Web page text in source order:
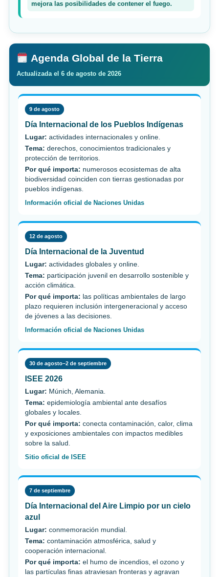
mejora las posibilidades de contener el fuego.
Agenda Global de la Tierra
Actualizada el 6 de agosto de 2026
9 de agosto
Día Internacional de los Pueblos Indígenas
Lugar: actividades internacionales y online.
Tema: derechos, conocimientos tradicionales y
protección de territorios.
Por qué importa: numerosos ecosistemas de alta
biodiversidad coinciden con tierras gestionadas por
pueblos indígenas.
Información oficial de Naciones Unidas
12 de agosto
Día Internacional de la Juventud
Lugar: actividades globales y online.
Tema: participación juvenil en desarrollo sostenible y
acción climática.
Por qué importa: las políticas ambientales de largo
plazo requieren inclusión intergeneracional y acceso
de jóvenes a las decisiones.
Información oficial de Naciones Unidas
30 de agosto–2 de septiembre
ISEE 2026
Lugar: Múnich, Alemania.
Tema: epidemiología ambiental ante desafíos
globales y locales.
Por qué importa: conecta contaminación, calor, clima
y exposiciones ambientales con impactos medibles
sobre la salud.
Sitio oficial de ISEE
7 de septiembre
Día Internacional del Aire Limpio por un cielo
azul
Lugar: conmemoración mundial.
Tema: contaminación atmosférica, salud y
cooperación internacional.
Por qué importa: el humo de incendios, el ozono y
las partículas finas atraviesan fronteras y agravan